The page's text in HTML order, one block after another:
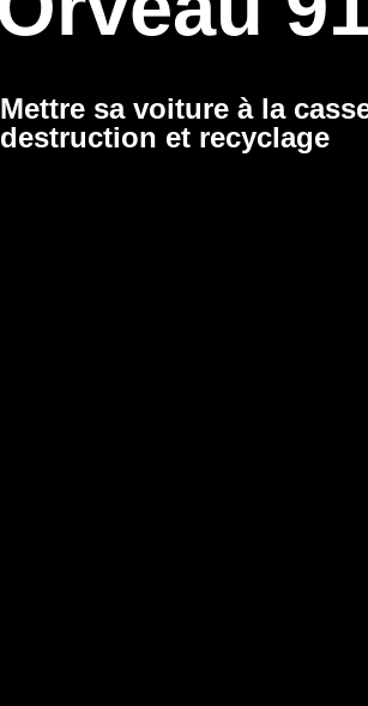
Mettre sa voiture à la
destruction et recyclage